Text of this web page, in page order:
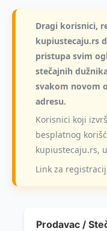
Dragi korisnici,
kupiustecaju.rs
pristupa svim
stečajnih
svakom novom
adresu.
Korisnici koji
besplatnog
kupiustecaju.rs,
Link za
Prodavac /